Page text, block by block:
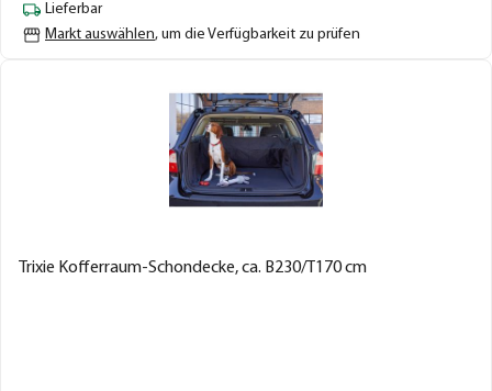
Lieferbar
Markt auswählen, um die Verfügbarkeit zu prüfen
Trixie Kofferraum-Schondecke, ca. B230/T170 cm